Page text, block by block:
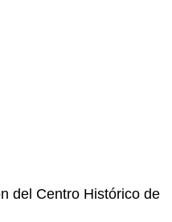
del Centro Histórico de